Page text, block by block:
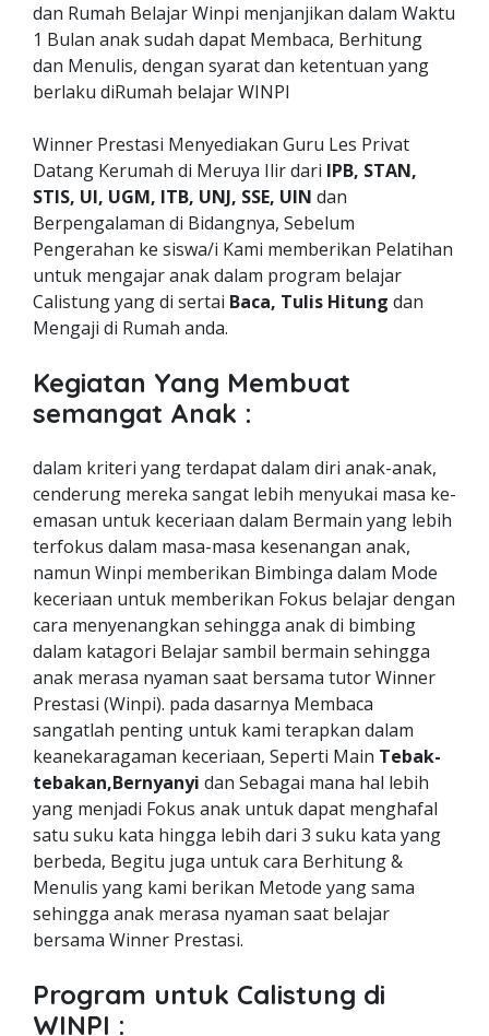
dan Rumah Belajar Winpi menjanjikan dalam Waktu
1 Bulan anak sudah dapat Membaca, Berhitung
dan Menulis, dengan syarat dan ketentuan yang
berlaku diRumah belajar WINPI
Winner Prestasi Menyediakan Guru Les Privat
Datang Kerumah di Meruya Ilir dari IPB, STAN,
STIS, UI, UGM, ITB, UNJ, SSE, UIN dan
Berpengalaman di Bidangnya, Sebelum
Pengerahan ke siswa/i Kami memberikan Pelatihan
untuk mengajar anak dalam program belajar
Calistung yang di sertai Baca, Tulis Hitung dan
Mengaji di Rumah anda.
Kegiatan Yang Membuat
semangat Anak :
dalam kriteri yang terdapat dalam diri anak-anak,
cenderung mereka sangat lebih menyukai masa ke-
emasan untuk keceriaan dalam Bermain yang lebih
terfokus dalam masa-masa kesenangan anak,
namun Winpi memberikan Bimbinga dalam Mode
keceriaan untuk memberikan Fokus belajar dengan
cara menyenangkan sehingga anak di bimbing
dalam katagori Belajar sambil bermain sehingga
anak merasa nyaman saat bersama tutor Winner
Prestasi (Winpi). pada dasarnya Membaca
sangatlah penting untuk kami terapkan dalam
keanekaragaman keceriaan, Seperti Main Tebak-
tebakan,Bernyanyi dan Sebagai mana hal lebih
yang menjadi Fokus anak untuk dapat menghafal
satu suku kata hingga lebih dari 3 suku kata yang
berbeda, Begitu juga untuk cara Berhitung &
Menulis yang kami berikan Metode yang sama
sehingga anak merasa nyaman saat belajar
bersama Winner Prestasi.
Program untuk Calistung di
WINPI :